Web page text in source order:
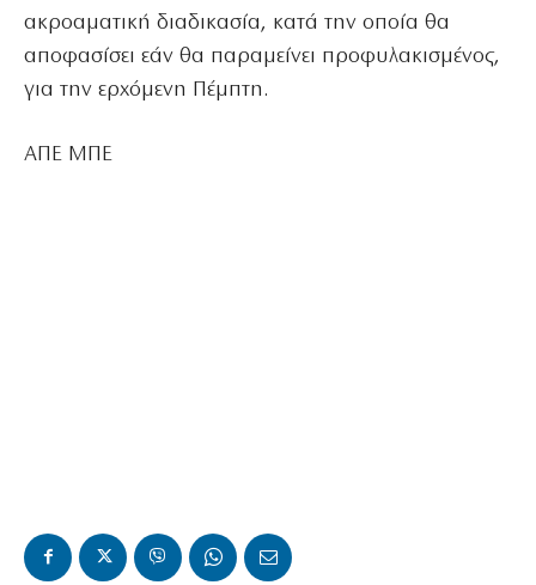
ακροαματική διαδικασία, κατά την οποία θα
αποφασίσει εάν θα παραμείνει προφυλακισμένος,
για την ερχόμενη Πέμπτη.
ΑΠΕ ΜΠΕ